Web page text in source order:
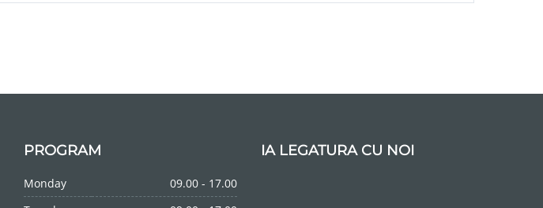
PROGRAM
Monday
09.00 - 17.00
IA LEGATURA CU NOI